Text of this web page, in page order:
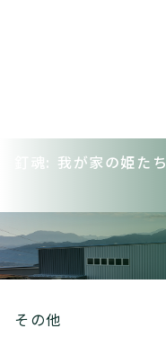
釘魂: 我が家の姫たち
その他